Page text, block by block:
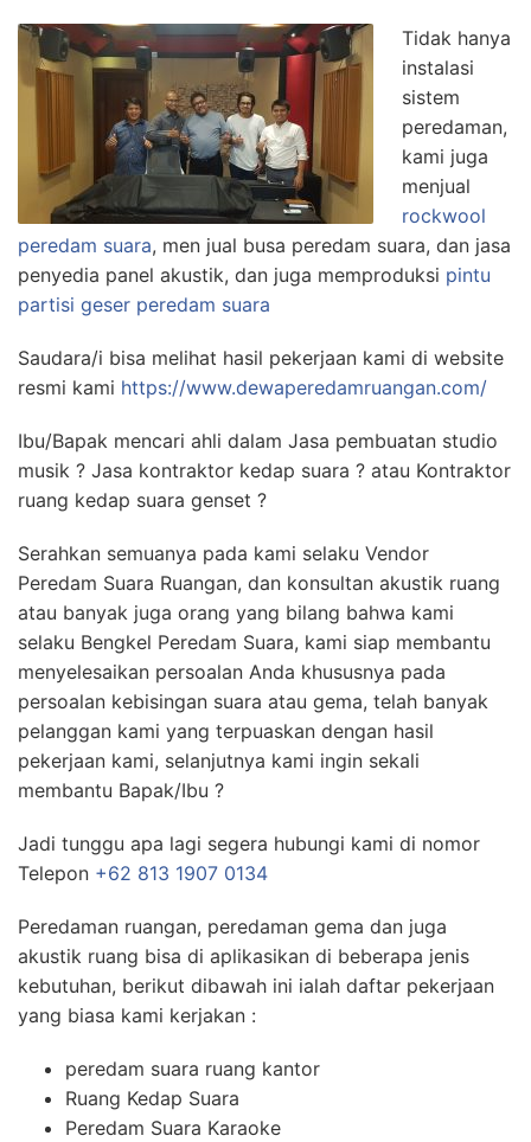
Tidak hanya
instalasi
sistem
peredaman,
kami juga
menjual
rockwool
peredam suara, men jual busa peredam suara, dan jasa
penyedia panel akustik, dan juga memproduksi pintu
partisi geser peredam suara
Saudara/i bisa melihat hasil pekerjaan kami di website
resmi kami https://www.dewaperedamruangan.com/
Ibu/Bapak mencari ahli dalam Jasa pembuatan studio
musik ? Jasa kontraktor kedap suara ? atau Kontraktor
ruang kedap suara genset ?
Serahkan semuanya pada kami selaku Vendor
Peredam Suara Ruangan, dan konsultan akustik ruang
atau banyak juga orang yang bilang bahwa kami
selaku Bengkel Peredam Suara, kami siap membantu
menyelesaikan persoalan Anda khususnya pada
persoalan kebisingan suara atau gema, telah banyak
pelanggan kami yang terpuaskan dengan hasil
pekerjaan kami, selanjutnya kami ingin sekali
membantu Bapak/Ibu ?
Jadi tunggu apa lagi segera hubungi kami di nomor
Telepon +62 813 1907 0134
Peredaman ruangan, peredaman gema dan juga
akustik ruang bisa di aplikasikan di beberapa jenis
kebutuhan, berikut dibawah ini ialah daftar pekerjaan
yang biasa kami kerjakan :
peredam suara ruang kantor
Ruang Kedap Suara
Peredam Suara Karaoke